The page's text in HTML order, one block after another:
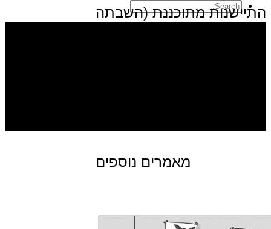
התיישנות מתוכננת (השבתה
מאמרים נוספים